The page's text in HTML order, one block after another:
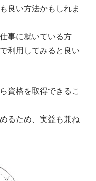
良い方法かもしれま
事に就いている方
利用してみると良い
資格を取得できるこ
るため、実益も兼ね